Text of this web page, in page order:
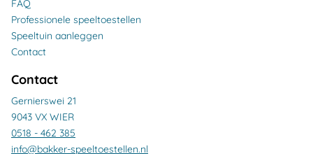
FAQ
Professionele speeltoestellen
Speeltuin aanleggen
Contact
Contact
Gernierswei 21
9043 VX WIER
0518 - 462 385
info@bakker-speeltoestellen.nl